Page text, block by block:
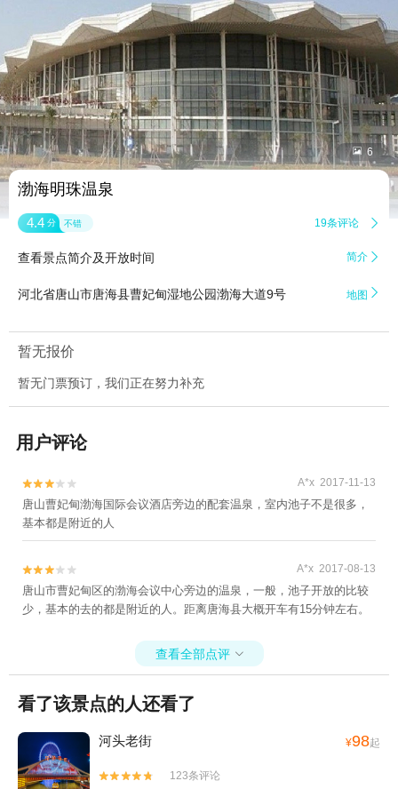
 6
渤海明珠温泉
4.4 分 不错 19条评论 
查看景点简介及开放时间 简介 
河北省唐山市唐海县曹妃甸湿地公园渤海大道9号 地图 
暂无报价
暂无门票预订，我们正在努力补充
用户评论

 A*x 2017-11-13
唐山曹妃甸渤海国际会议酒店旁边的配套温泉，室内池子不是很多，
基本都是附近的人

 A*x 2017-08-13
唐山市曹妃甸区的渤海会议中心旁边的温泉，一般，池子开放的比较
少，基本的去的都是附近的人。距离唐海县大概开车有15分钟左右。
查看全部点评 
看了该景点的人还看了
河头老街 ¥98起


123条评论